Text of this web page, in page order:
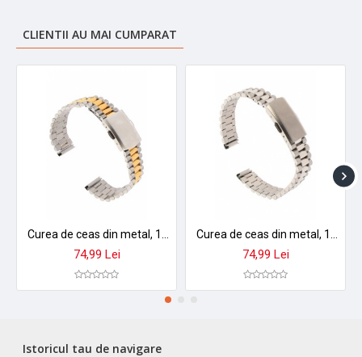
CLIENTII AU MAI CUMPARAT
74,99 Lei 74,99 Lei
Istoricul tau de navigare